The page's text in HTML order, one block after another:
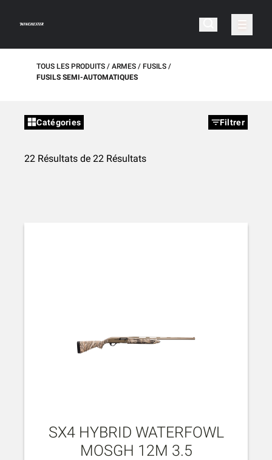
TOUS LES PRODUITS ARMES
FUSILS
FUSILS SEMI-AUTOMATIQUES
Catégories Filtrer
22 Résultats de 22 Résultats
SX4 HYBRID WATERFOWL
MOSGH 12M 3.5